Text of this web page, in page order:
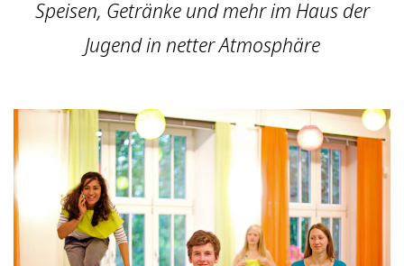
Speisen, Getränke und mehr im Haus der
Jugend in netter Atmosphäre